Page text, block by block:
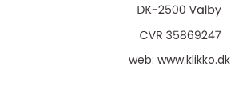
web: www.klikko.dk